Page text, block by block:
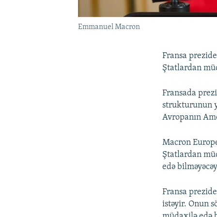
Emmanuel Macron
Fransa
Ştatlardan
Fransada
strukturunun
Avropanın
Macron
Ştatlardan
edə
Fransa
istəyir. Onun